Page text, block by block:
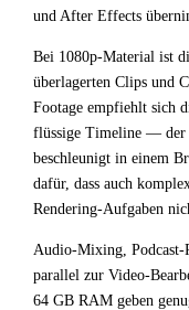
und After Effects
Bei 1080p-Material ist
überlagerten Clips und
Footage empfiehlt sich
flüssige Timeline —
beschleunigt in einem
dafür, dass auch
Rendering-Aufgaben
Audio-Mixing, Podcast-
parallel zur Video-
64 GB RAM geben